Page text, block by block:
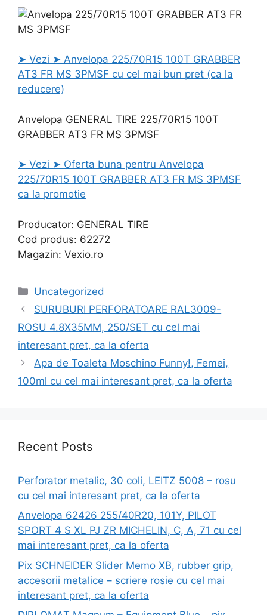
➤ Vezi ➤ Anvelopa 225/70R15 100T GRABBER
AT3 FR MS 3PMSF cu cel mai bun pret (ca la
reducere)
Anvelopa GENERAL TIRE 225/70R15 100T
GRABBER AT3 FR MS 3PMSF
➤ Vezi ➤ Oferta buna pentru Anvelopa
225/70R15 100T GRABBER AT3 FR MS 3PMSF
ca la promotie
Producator: GENERAL TIRE
Cod produs: 62272
Magazin: Vexio.ro
Categories
Uncategorized
SURUBURI PERFORATOARE RAL3009-
ROSU 4.8X35MM, 250/SET cu cel mai
interesant pret, ca la oferta
Apa de Toaleta Moschino Funny!, Femei,
100ml cu cel mai interesant pret, ca la oferta
Recent Posts
Perforator metalic, 30 coli, LEITZ 5008 – rosu
cu cel mai interesant pret, ca la oferta
Anvelopa 62426 255/40R20, 101Y, PILOT
SPORT 4 S XL PJ ZR MICHELIN, C, A, 71 cu cel
mai interesant pret, ca la oferta
Pix SCHNEIDER Slider Memo XB, rubber grip,
accesorii metalice – scriere rosie cu cel mai
interesant pret, ca la oferta